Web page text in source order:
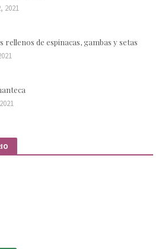
2021
rellenos de espinacas, gambas y setas